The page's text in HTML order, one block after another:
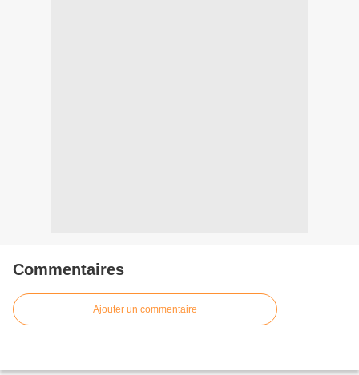
Commentaires
Ajouter un commentaire